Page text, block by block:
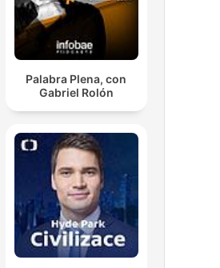
Palabra Plena, con
Gabriel Rolón